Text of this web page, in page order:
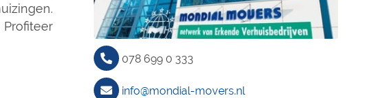
078 699 0 333
info@mondial-movers.nl